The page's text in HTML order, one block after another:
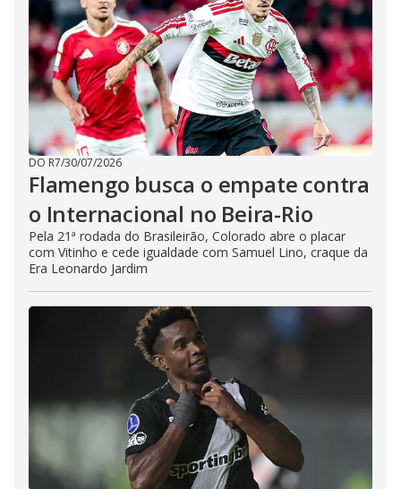
DO R7/30/07/2026
Flamengo busca o empate contra
o Internacional no Beira-Rio
Pela 21ª rodada do Brasileirão, Colorado abre o placar
com Vitinho e cede igualdade com Samuel Lino, craque da
Era Leonardo Jardim